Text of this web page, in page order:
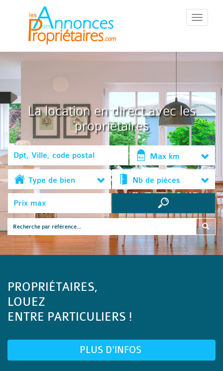
::Menu::
La location en direct avec les
propriétaires
Max km
Type de bien Nb de pièces
PROPRIÉTAIRES,
LOUEZ
ENTRE PARTICULIERS !
PLUS D'INFOS